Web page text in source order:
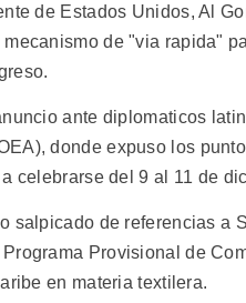
de Estados Unidos, Al
de "via rapida"
ante diplomaticos
donde expuso los
a celebrarse del 9 al 11 de
salpicado de referencias a
Provisional de
en materia textilera.